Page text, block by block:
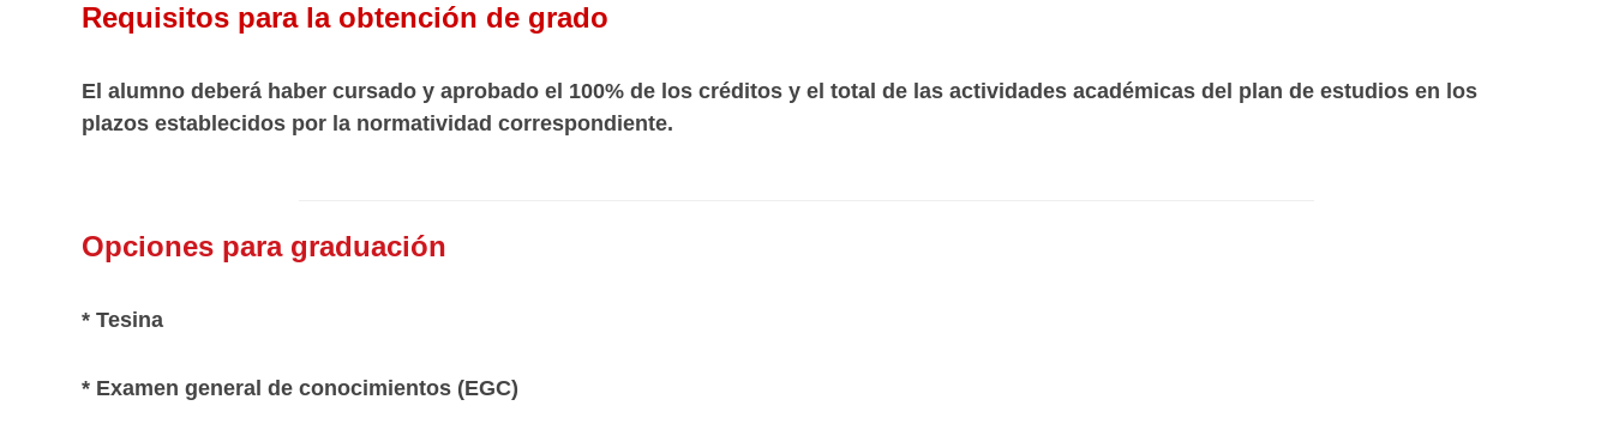
Requisitos para la obtención de grado
El alumno deberá haber cursado y aprobado el 100% de los créditos y el total de las actividades académicas del plan de estudios en los
plazos establecidos por la normatividad correspondiente.
Opciones para graduación
* Tesina
* Examen general de conocimientos (EGC)